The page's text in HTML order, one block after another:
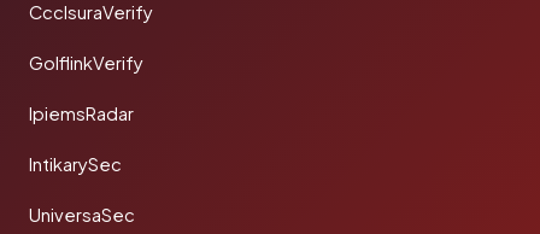
CcclsuraVerify
GolflinkVerify
IpiemsRadar
IntikarySec
UniversaSec